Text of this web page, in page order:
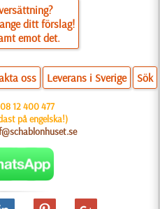
ditt förslag!
emot det.
oss Leverans i Sverige Sök
08 12 400 477
på engelska!)